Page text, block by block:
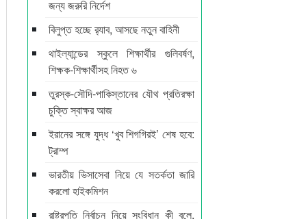
জন্য জরুরি নির্দেশ
বিলুপ্ত হচ্ছে র‍্যাব, আসছে নতুন বাহিনী
থাইল্যান্ডের স্কুলে শিক্ষার্থীর গুলিবর্ষণ,
শিক্ষক-শিক্ষার্থীসহ নিহত ৬
তুরস্ক-সৌদি-পাকিস্তানের যৌথ প্রতিরক্ষা
চুক্তি স্বাক্ষর আজ
ইরানের সঙ্গে যুদ্ধ ‘খুব শিগগিরই’ শেষ হবে:
ট্রাম্প
ভারতীয় ভিসাসেবা নিয়ে যে সতর্কতা জারি
করলো হাইকমিশন
রাষ্ট্রপতি নির্বাচন নিয়ে সংবিধান কী বলে,